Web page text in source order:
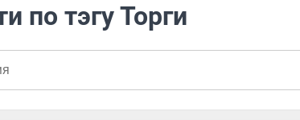
по тэгу Торги